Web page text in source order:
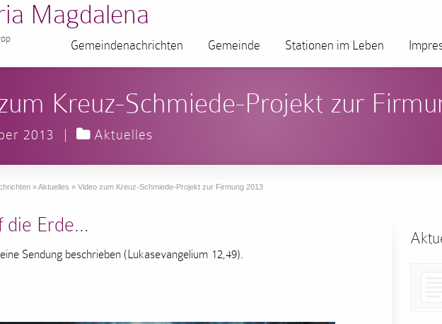
Magdalena
Gemeindenachrichten Gemeinde Stationen im Leben
Kreuz-Schmiede-Projekt zur
2013 | Aktuelles
»Aktuelles » Video zum Kreuz-Schmiede-Projekt zur Firmung 2013
die Erde…
Sendung beschrieben (Lukasevangelium 12,49).